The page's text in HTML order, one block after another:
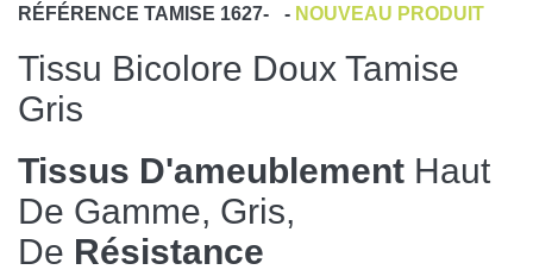
RÉFÉRENCE TAMISE 1627- - NOUVEAU PRODUIT
Tissu Bicolore Doux Tamise
Gris
Tissus D'ameublement Haut
De Gamme, Gris,
De Résistance